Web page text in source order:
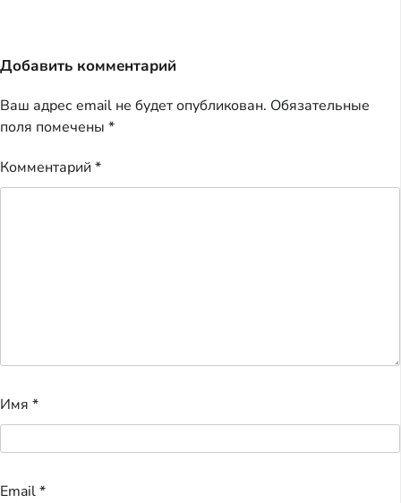
Добавить комментарий
Ваш адрес email не будет опубликован. Обязательные
поля помечены *
Комментарий *
Имя *
Email*